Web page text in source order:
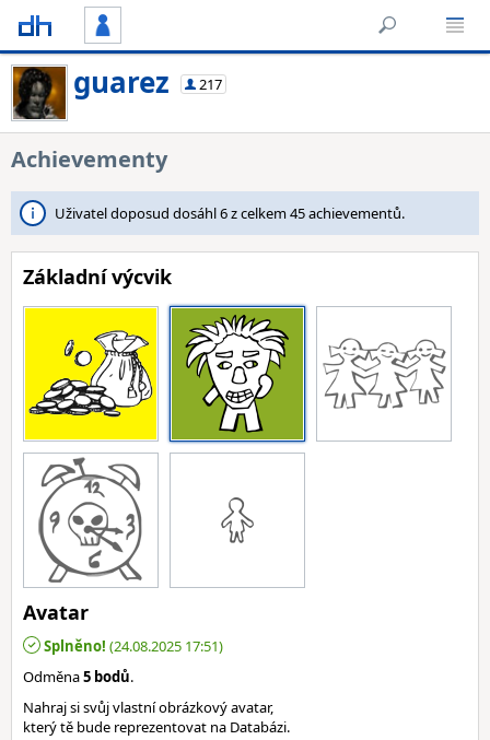
guarez 217
Achievementy
Uživatel doposud dosáhl 6 z celkem 45 achievementů.
Základní výcvik
Avatar
Splněno! (24.08.2025 17:51)
Odměna5 bodů.
Nahraj si svůj vlastní obrázkový avatar,
který tě bude reprezentovat na Databázi.